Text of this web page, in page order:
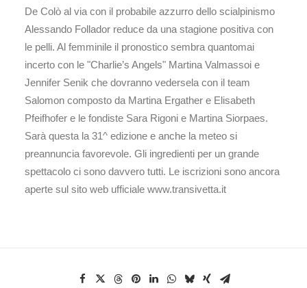
De Colò al via con il probabile azzurro dello scialpinismo
Alessando Follador reduce da una stagione positiva con
le pelli. Al femminile il pronostico sembra quantomai
incerto con le "Charlie’s Angels" Martina Valmassoi e
Jennifer Senik che dovranno vedersela con il team
Salomon composto da Martina Ergather e Elisabeth
Pfeifhofer e le fondiste Sara Rigoni e Martina Siorpaes.
Sarà questa la 31^ edizione e anche la meteo si
preannuncia favorevole. Gli ingredienti per un grande
spettacolo ci sono davvero tutti. Le iscrizioni sono ancora
aperte sul sito web ufficiale www.transivetta.it